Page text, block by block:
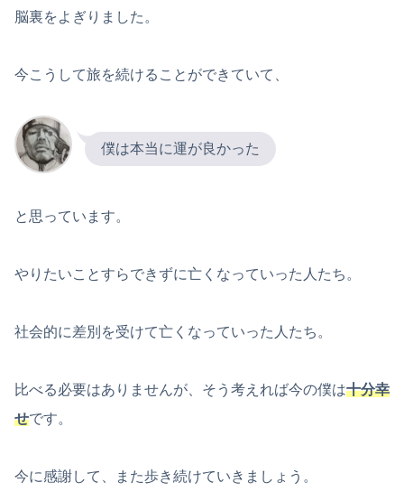
脳裏をよぎりました。
今こうして旅を続けることができていて、
僕は本当に運が良かった
と思っています。
やりたいことすらできずに亡くなっていった人たち。
社会的に差別を受けて亡くなっていった人たち。
比べる必要はありませんが、そう考えれば今の僕は十分幸
せです。
今に感謝して、また歩き続けていきましょう。